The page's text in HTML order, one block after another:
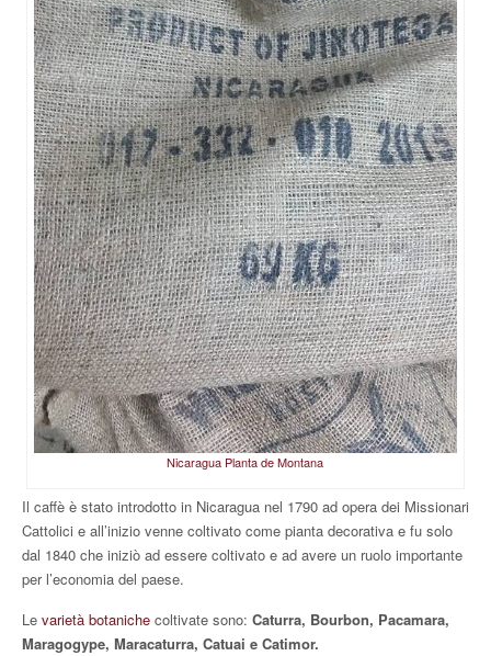
Nicaragua Planta de Montana
Il caffè è stato introdotto in Nicaragua nel 1790 ad opera dei Missionari
Cattolici e all’inizio venne coltivato come pianta decorativa e fu solo
dal 1840 che iniziò ad essere coltivato e ad avere un ruolo importante
per l’economia del paese.
Le varietà botaniche coltivate sono: Caturra, Bourbon, Pacamara,
Maragogype, Maracaturra, Catuai e Catimor.